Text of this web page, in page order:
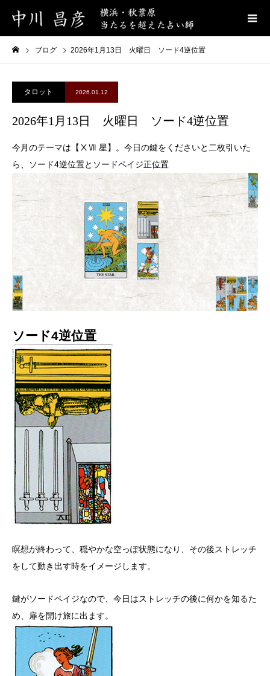
ブログ 2026年1月13日 火曜日 ソード4逆位置
タロット 2026.01.12
2026年1月13日 火曜日 ソード4逆位置
今月のテーマは【ⅩⅦ 星】。今日の鍵をくださいと二枚引いた
ら、ソード4逆位置とソードペイジ正位置
ソード4逆位置
瞑想が終わって、穏やかな空っぽ状態になり、その後ストレッチ
をして動き出す時をイメージします。
鍵がソードペイジなので、今日はストレッチの後に何かを知るた
め、扉を開け旅に出ます。